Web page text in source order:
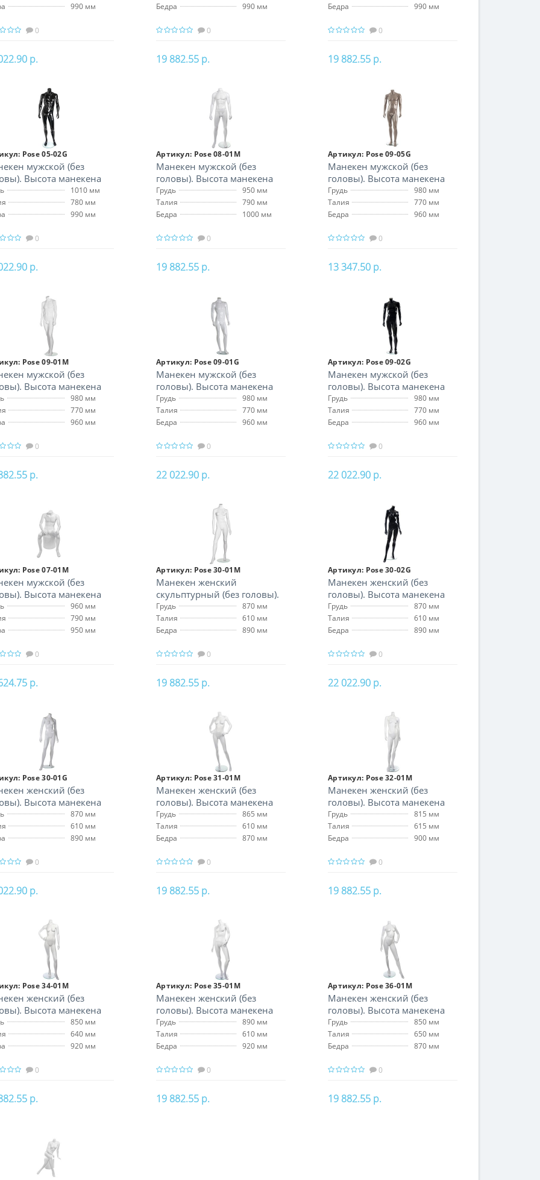
990 мм
0
р.
Бедра
990 мм
0
19 882.55 р.
Бедра
990 мм
0
19 882.55 р.
Pose 05-02G
мужской (без
Высота манекена
см
1010 мм
780 мм
990 мм
0
р.
Артикул: Pose 08-01M
Манекен мужской (без
головы). Высота манекена
170 см
Грудь
950 мм
Талия
790 мм
Бедра
1000 мм
0
19 882.55 р.
Артикул: Pose 09-05G
Манекен мужской (без
головы). Высота манекена
172 см
Грудь
980 мм
Талия
770 мм
Бедра
960 мм
0
13 347.50 р.
Pose 09-01M
мужской (без
Высота манекена
см
980 мм
770 мм
960 мм
0
р.
Артикул: Pose 09-01G
Манекен мужской (без
головы). Высота манекена
172 см
Грудь
980 мм
Талия
770 мм
Бедра
960 мм
0
22 022.90 р.
Артикул: Pose 09-02G
Манекен мужской (без
головы). Высота манекена
172 см
Грудь
980 мм
Талия
770 мм
Бедра
960 мм
0
22 022.90 р.
Pose 07-01M
мужской (без
Высота манекена
см. А-47см В-68см960 мм
790 мм
950 мм
0
р.
Артикул: Pose 30-01M
Манекен женский
скульптурный (без головы).
Высота манекена 162 см
Грудь
870 мм
Талия
610 мм
Бедра
890 мм
0
19 882.55 р.
Артикул: Pose 30-02G
Манекен женский (без
головы). Высота манекена
162 см
Грудь
870 мм
Талия
610 мм
Бедра
890 мм
0
22 022.90 р.
Pose 30-01G
женский (без
Высота манекена
см
870 мм
610 мм
890 мм
0
р.
Артикул: Pose 31-01M
Манекен женский (без
головы). Высота манекена
164 см
Грудь
865 мм
Талия
610 мм
Бедра
870 мм
0
19 882.55 р.
Артикул: Pose 32-01M
Манекен женский (без
головы). Высота манекена
172 см
Грудь
815 мм
Талия
615 мм
Бедра
900 мм
0
19 882.55 р.
Pose 34-01M
женский (без
Высота манекена
см
850 мм
640 мм
920 мм
0
р.
Артикул: Pose 35-01M
Манекен женский (без
головы). Высота манекена
166 см
Грудь
890 мм
Талия
610 мм
Бедра
920 мм
0
19 882.55 р.
Артикул: Pose 36-01M
Манекен женский (без
головы). Высота манекена
163 см
Грудь
850 мм
Талия
650 мм
Бедра
870 мм
0
19 882.55 р.